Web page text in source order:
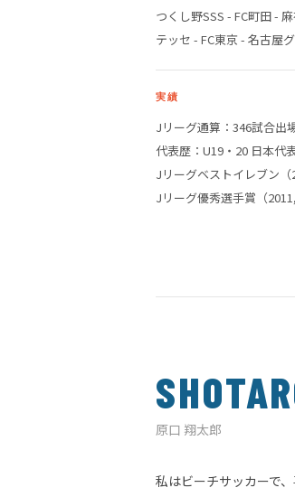
つくし野SSS - FC町田 -
テッセ - FC東京 - 名古屋
実績
Jリーグ通算：346試合出
代表歴：U19・20 日本代
Jリーグベストイレブン（
Jリーグ優秀選手賞（
原口 翔太郎
私はビーチサッカーで